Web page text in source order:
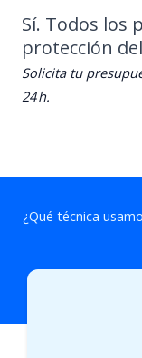
Sí. Todos los
protección
Solicita tu
24 h.
¿Qué técnica